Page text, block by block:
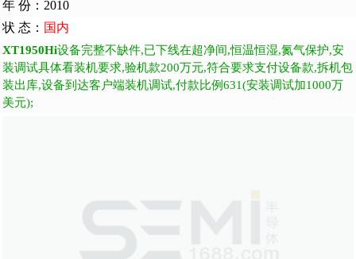
年 份：2010
状 态： 国内
XT1950Hi设备完整不缺件,已下线在超净间,恒温恒湿,氮气保护,安
装调试具体看装机要求,验机款200万元,符合要求支付设备款,拆机包
装出库,设备到达客户端装机调试,付款比例631(安装调试加1000万
美元);